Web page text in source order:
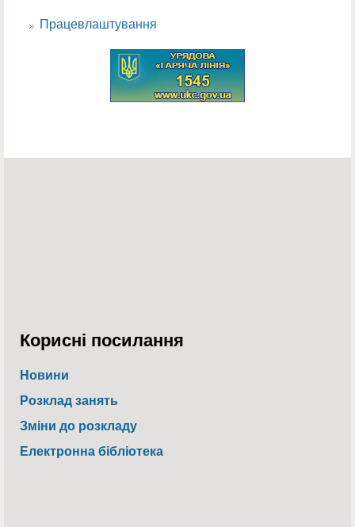
Працевлаштування
Корисні посилання
Новини
Розклад занять
Зміни до розкладу
Електронна бібліотека